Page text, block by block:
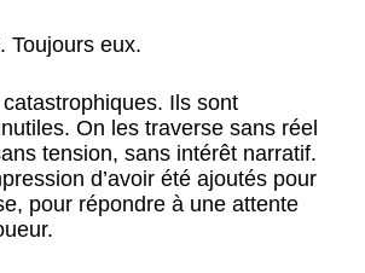
Toujours eux.
Ils sont
On les traverse sans réel
tension, sans intérêt narratif.
d’avoir été ajoutés pour
pour répondre à une attente